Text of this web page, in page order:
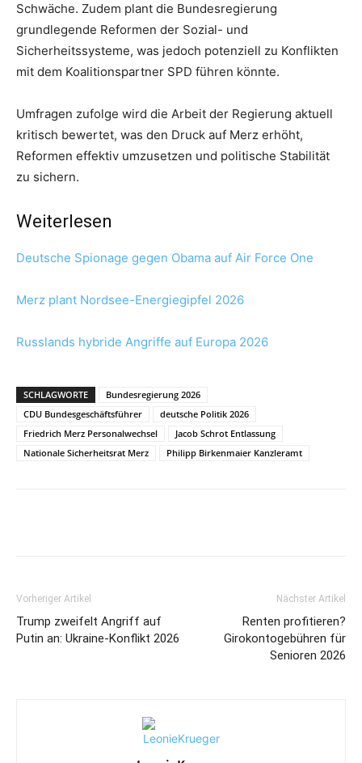
Schwäche. Zudem plant die Bundesregierung
grundlegende Reformen der Sozial- und
Sicherheitssysteme, was jedoch potenziell zu Konflikten
mit dem Koalitionspartner SPD führen könnte.
Umfragen zufolge wird die Arbeit der Regierung aktuell
kritisch bewertet, was den Druck auf Merz erhöht,
Reformen effektiv umzusetzen und politische Stabilität
zu sichern.
Weiterlesen
Deutsche Spionage gegen Obama auf Air Force One
Merz plant Nordsee-Energiegipfel 2026
Russlands hybride Angriffe auf Europa 2026
SCHLAGWORTE
Bundesregierung 2026
CDU Bundesgeschäftsführer
deutsche Politik 2026
Friedrich Merz Personalwechsel
Jacob Schrot Entlassung
Nationale Sicherheitsrat Merz
Philipp Birkenmaier Kanzleramt
Vorheriger Artikel
Trump zweifelt Angriff auf
Putin an: Ukraine-Konflikt 2026
Nächster Artikel
Renten profitieren?
Girokontogebühren für
Senioren 2026